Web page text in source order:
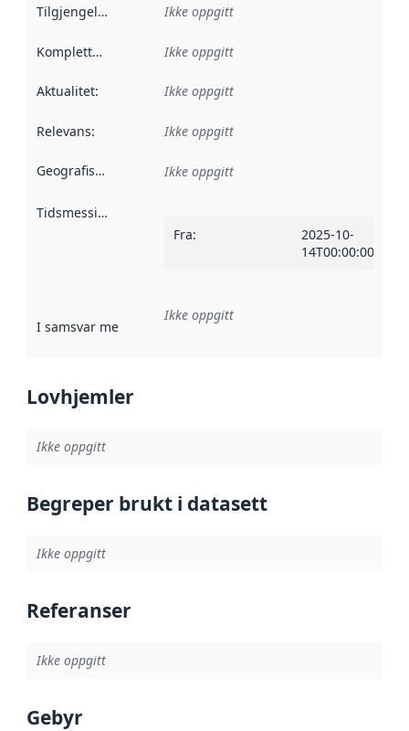
Tilgjengelighet Ikke oppgitt
Kompletthet Ikke oppgitt
Aktualitet: Ikke oppgitt
Relevans: Ikke oppgitt
Geografisk avgrensning :
Ikke oppgitt
Tidsmessig avgrensning
Fra:
2025-10-
14T00:00:00Z
I samsvar med Referanse til en implementasjonsregel
Ikke oppgitt
Lovhjemler
Ikke oppgitt
Begreper brukt i datasett
Ikke oppgitt
Referanser
Ikke oppgitt
Gebyr